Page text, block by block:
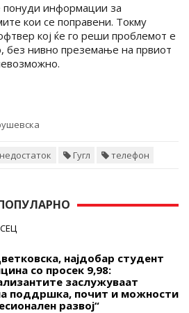
понуди информации за
кои се поправени. Токму
кој ќе го реши проблемот е
без нивно преземање на првиот
недостаток Гугл телефон
најдобар студент
со просек 9,98:
заслужуваат
поддршка, почит и можности
развој“